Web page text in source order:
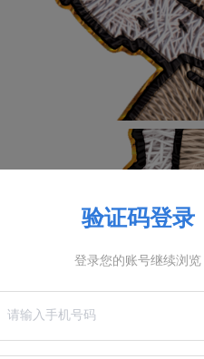
验证码登录
登录您的账号继续浏览